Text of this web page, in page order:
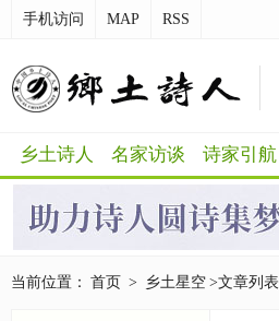
手机访问 MAP RSS
乡土诗人 名家访谈 诗家引航
当前位置： 首页 > 乡土星空 >文章列表